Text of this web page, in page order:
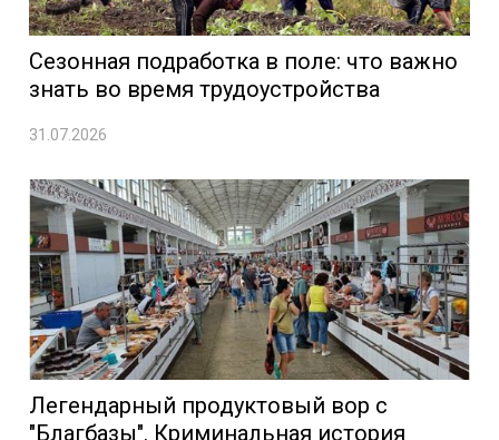
Сезонная подработка в поле: что важно
знать во время трудоустройства
31.07.2026
Легендарный продуктовый вор с
"Благбазы". Криминальная история